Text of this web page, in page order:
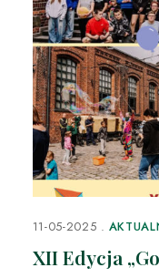
11-05-2025
XII Edycja